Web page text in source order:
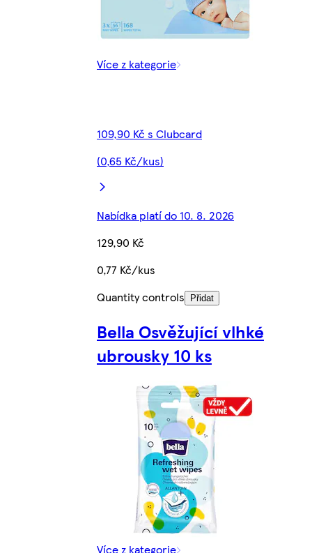
Více z kategorie
109,90 Kč s Clubcard
(0,65 Kč/kus)
Nabídka platí do 10. 8. 2026
129,90 Kč
0,77 Kč/kus
Quantity controls
Přidat
Bella Osvěžující vlhké
ubrousky 10 ks
Více z kategorie